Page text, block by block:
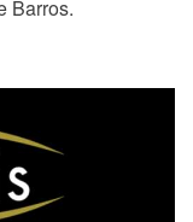
Barros.